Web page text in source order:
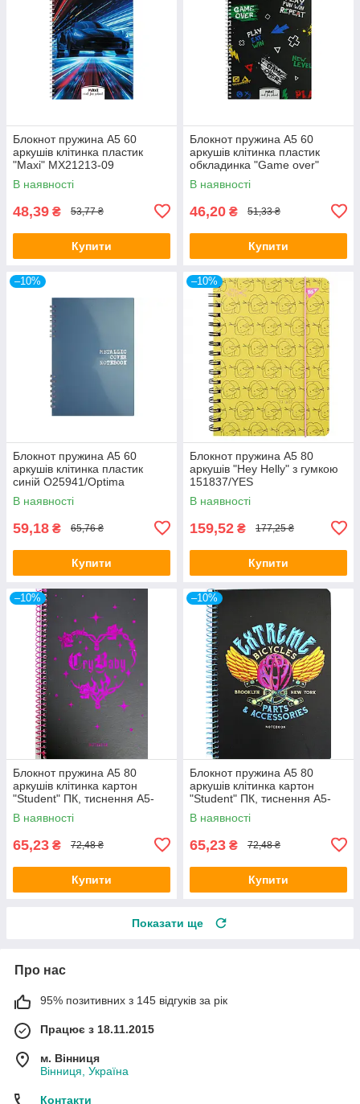
Блокнот пружина А5 60
аркушів клітинка пластик
"Maxi" MX21213-09
В наявності
48,39 ₴ 53,77 ₴
Купити
Блокнот пружина А5 60
аркушів клітинка пластик
обкладинка "Game over"
MX21213-02
В наявності
46,20 ₴ 51,33 ₴
Купити
–10%
Блокнот пружина А5 60
аркушів клітинка пластик
синій O25941/Optima
В наявності
59,18 ₴ 65,76 ₴
Купити
–10%
Блокнот пружина А5 80
аркушів "Hey Helly" з гумкою
151837/YES
В наявності
159,52 ₴ 177,25 ₴
Купити
–10%
Блокнот пружина А5 80
аркушів клітинка картон
"Student" ПК, тиснення A5-
SC-080-6127K/Школярик
В наявності
65,23 ₴ 72,48 ₴
Купити
–10%
Блокнот пружина А5 80
аркушів клітинка картон
"Student" ПК, тиснення A5-
SC-080-6128K/Школярик
В наявності
65,23 ₴ 72,48 ₴
Купити
Показати ще
Про нас
95% позитивних з 145 відгуків за рік
Працює з 18.11.2015
м. Вінниця
Вінниця, Україна
Контакти